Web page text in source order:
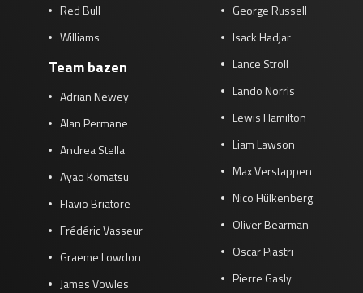
Red Bull
Williams
Team bazen
Adrian Newey
Alan Permane
Andrea Stella
Ayao Komatsu
Flavio Briatore
Frédéric Vasseur
Graeme Lowdon
James Vowles
George Russell
Isack Hadjar
Lance Stroll
Lando Norris
Lewis Hamilton
Liam Lawson
Max Verstappen
Nico Hülkenberg
Oliver Bearman
Oscar Piastri
Pierre Gasly